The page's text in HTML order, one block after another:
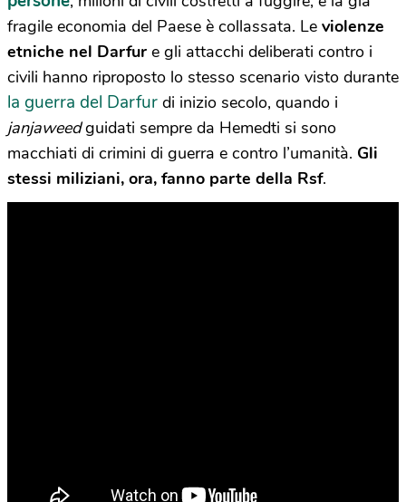
fragile economia del Paese è collassata. Le violenze
etniche nel Darfur e gli attacchi deliberati contro i
civili hanno riproposto lo stesso scenario visto durante
la guerra del Darfur di inizio secolo, quando i
janjaweedguidati sempre da Hemedti si sono
macchiati di crimini di guerra e contro l’umanità. Gli
stessi miliziani, ora, fanno parte della Rsf.